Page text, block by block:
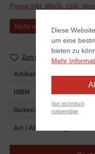
Preise inkl. MwSt. zzgl.
Nicht mehr verfügbar
Zum Merkzettel hinzufügen
Artikel-Nr.
ISBN
Seiten:
Art / Abmessungen:
Diese
um eine
bieten zu
Mehr
Nur technisch
notwendige